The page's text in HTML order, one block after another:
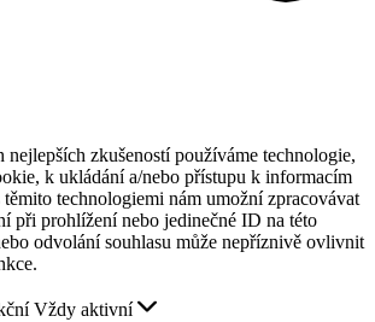
nejlepších zkušeností používáme technologie,
k ukládání a/nebo přístupu k informacím
těmito technologiemi nám umožní zpracovávat
při prohlížení nebo jedinečné ID na této
odvolání souhlasu může nepříznivě ovlivnit
Vždy aktivní